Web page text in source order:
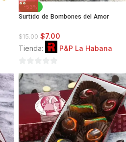
-53%
Surtido de Bombones del Amor
$15.00 $7.00
Tienda:
P&P La Habana
de
5